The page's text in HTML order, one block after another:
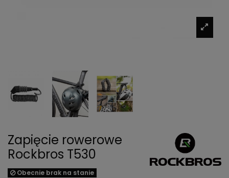
Zapięcie rowerowe
Rockbros T530
Obecnie brak na stanie